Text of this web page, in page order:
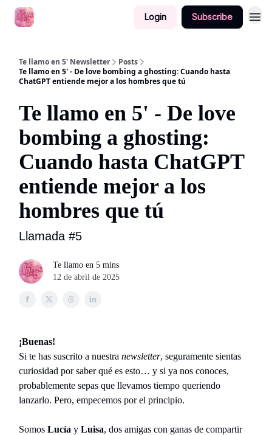
Login Subscribe
Te llamo en 5' Newsletter
Posts
Te llamo en 5' - De love bombing a ghosting: Cuando hasta
ChatGPT entiende mejor a los hombres que tú
Te llamo en 5' - De love
bombing a ghosting:
Cuando hasta ChatGPT
entiende mejor a los
hombres que tú
Llamada #5
Te llamo en 5 mins
12 de abril de 2025
¡Buenas!
Si te has suscrito a nuestra newsletter, seguramente sientas
curiosidad por saber qué es esto… y si ya nos conoces,
probablemente sepas que llevamos tiempo queriendo
lanzarlo. Pero, empecemos por el principio.
Somos Lucía y Luisa, dos amigas con ganas de compartir